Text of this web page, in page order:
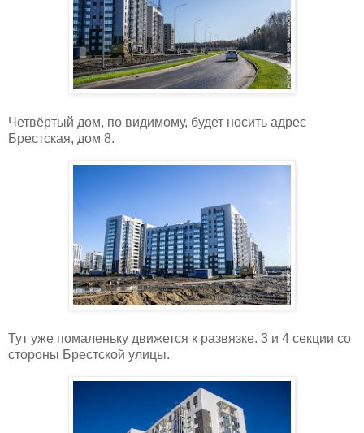
Четвёртый дом, по видимому, будет носить адрес
Брестская, дом 8.
Тут уже помаленьку движется к развязке. 3 и 4 секции со
стороны Брестской улицы.